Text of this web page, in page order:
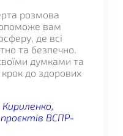
розмова
вам
де всі
та безпечно.
думками та
до здорових
ВСПР-